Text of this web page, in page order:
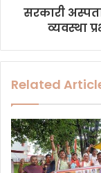
सरकारी
व्यवस्था
Related